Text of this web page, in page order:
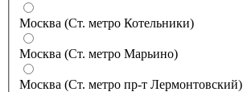
Москва (Ст. метро Котельники)
Москва (Ст. метро Марьино)
Москва (Ст. метро пр-т Лермонтовский)